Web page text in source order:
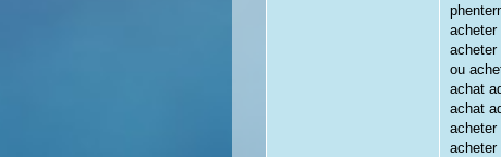
acheter
acheter
ou
achat
achat
acheter
acheter